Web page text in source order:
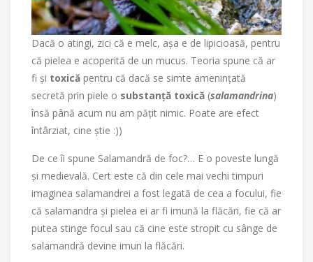
Dacă o atingi, zici că e melc, așa e de lipicioasă, pentru
că pielea e acoperită de un mucus. Teoria spune că ar
fi și toxică pentru că dacă se simte amenințată
secretă prin piele o substanță toxică (salamandrina)
însă până acum nu am pățit nimic. Poate are efect
întârziat, cine știe :))
De ce îi spune Salamandră de foc?… E o poveste lungă
și medievală. Cert este că din cele mai vechi timpuri
imaginea salamandrei a fost legată de cea a focului, fie
că salamandra și pielea ei ar fi imună la flăcări, fie că ar
putea stinge focul sau că cine este stropit cu sânge de
salamandră devine imun la flăcări.